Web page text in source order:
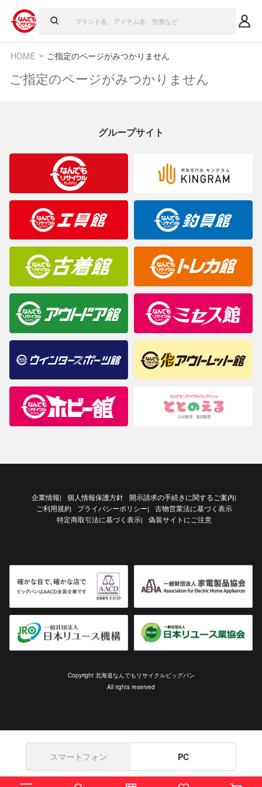
HOME ご指定のページがみつかりません
ご指定のページがみつかりません
グループサイト
企業情報| 個人情報保護方針 開示請求の手続きに関するご案内|
ご利用規約 プライバシーポリシー|
古物営業法に基づく表示
特定商取引法に基づく表示| 偽装サイトにご注意
Copyright 北海道なんでもリサイクルビッグバン
All rights reserved
スマートフォン PC